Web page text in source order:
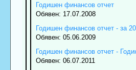
Годишен финансов отчет
Обявен: 17.07.2008
Годишен финансов отчет - за
Обявен: 05.06.2009
Годишен финансов отчет -
Обявен: 06.07.2011